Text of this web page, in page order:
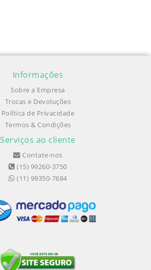
Informações
Sobre a Empresa
Trocas e Devoluções
Política de Privacidade
Termos & Condições
Serviços ao cliente
Contate-nos
(15) 99260-3750
(11) 99350-7684